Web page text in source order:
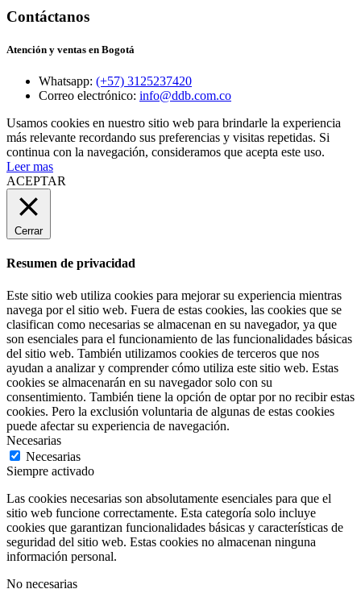
Contáctanos
Atención y ventas en Bogotá
Whatsapp: (+57) 3125237420
Correo electrónico: info@ddb.com.co
Usamos cookies en nuestro sitio web para brindarle la experiencia
más relevante recordando sus preferencias y visitas repetidas. Si
continua con la navegación, consideramos que acepta este uso.
Leer mas
ACEPTAR
Cerrar
Resumen de privacidad
Este sitio web utiliza cookies para mejorar su experiencia mientras
navega por el sitio web. Fuera de estas cookies, las cookies que se
clasifican como necesarias se almacenan en su navegador, ya que
son esenciales para el funcionamiento de las funcionalidades básicas
del sitio web. También utilizamos cookies de terceros que nos
ayudan a analizar y comprender cómo utiliza este sitio web. Estas
cookies se almacenarán en su navegador solo con su
consentimiento. También tiene la opción de optar por no recibir estas
cookies. Pero la exclusión voluntaria de algunas de estas cookies
puede afectar su experiencia de navegación.
Necesarias
Necesarias
Siempre activado
Las cookies necesarias son absolutamente esenciales para que el
sitio web funcione correctamente. Esta categoría solo incluye
cookies que garantizan funcionalidades básicas y características de
seguridad del sitio web. Estas cookies no almacenan ninguna
información personal.
No necesarias